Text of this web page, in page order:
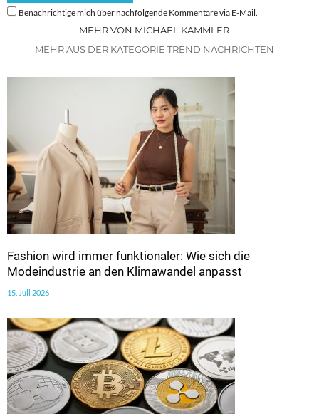
Benachrichtige mich über nachfolgende Kommentare via E-Mail.
MEHR VON MICHAEL KAMMLER
MEHR AUS DER KATEGORIE TREND NACHRICHTEN
Fashion wird immer funktionaler: Wie sich die
Modeindustrie an den Klimawandel anpasst
15. Juli 2026